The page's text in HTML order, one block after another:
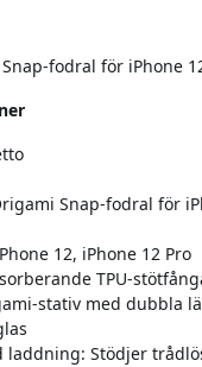
fodral för iPhone
Snap-fodral för
12, iPhone 12 Pro
TPU-
stativ med dubbla
laddning: Stödjer